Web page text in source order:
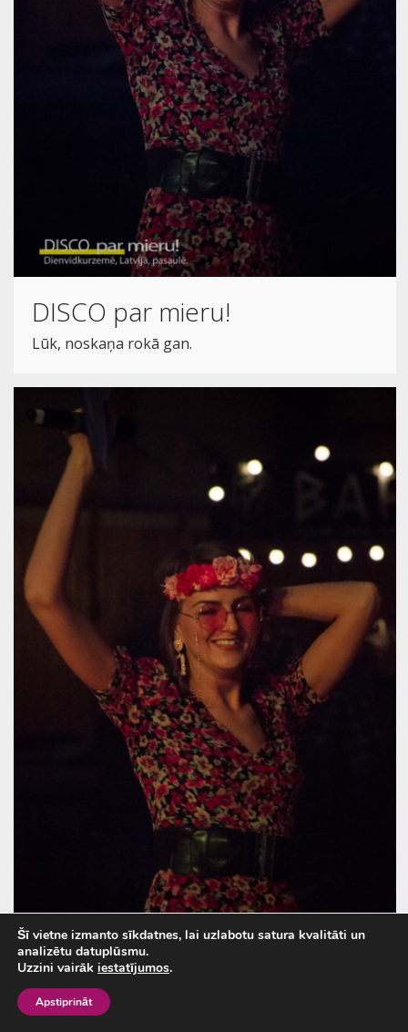
DISCO par mieru!
Lūk, noskaņa rokā gan.
DISCO par mieru!
Šī vietne izmanto sīkdatnes, lai uzlabotu satura kvalitāti un
analizētu datuplūsmu.
Uzzini vairāk iestatījumos.
Apstiprināt